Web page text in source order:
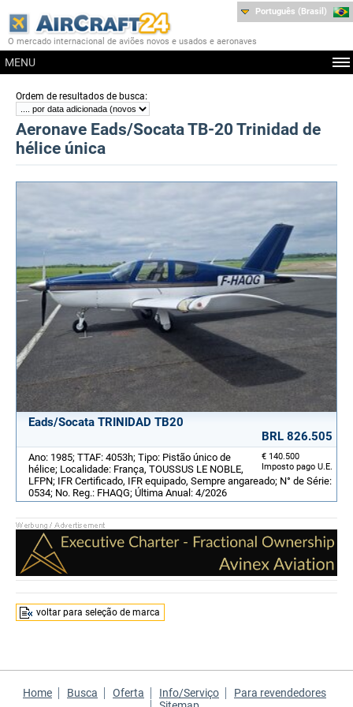
O mercado internacional de aviões novos e usados e aeronaves
MENU
Português (Brasil)
Ordem de resultados de busca:
Aeronave Eads/Socata TB-20 Trinidad de
hélice única
Eads/Socata TRINIDAD TB20
BRL 826.505
€ 140.500
Imposto pago U.E.
Ano: 1985; TTAF: 4053h; Tipo: Pistão único de
hélice; Localidade: França, TOUSSUS LE NOBLE,
LFPN; IFR Certificado, IFR equipado, Sempre angareado; N° de Série:
0534; No. Reg.: FHAQG; Última Anual: 4/2026
voltar para seleção de marca
Home Busca Oferta Info/Serviço
Para revendedores